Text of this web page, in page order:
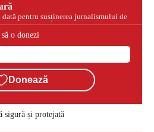
dată pentru susținerea jurnalismului de
o donezi
Donează
sigură și protejată